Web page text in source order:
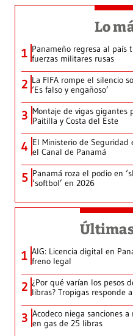
Lo
1 Panameño regresa al país
fuerzas militares rusas
2 La FIFA rompe el silencio
‘Es falso y engañoso’
3 Montaje de vigas gigantes
Paitilla y Costa del Este
4 El Ministerio de Seguridad
el Canal de Panamá
5 Panamá roza el podio en
‘softbol’ en 2026
1 AIG: Licencia digital en
freno legal
2 ¿Por qué varían los pesos
libras? Tropigas responde
3 Acodeco niega sanciones
en gas de 25 libras